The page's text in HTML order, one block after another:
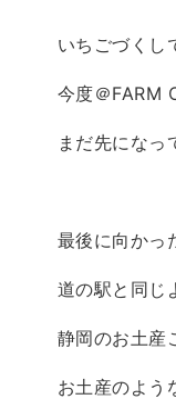
いちごづくし
今度＠FARM
まだ先になっ
最後に向かっ
道の駅と同じ
静岡のお土産
お土産のよう